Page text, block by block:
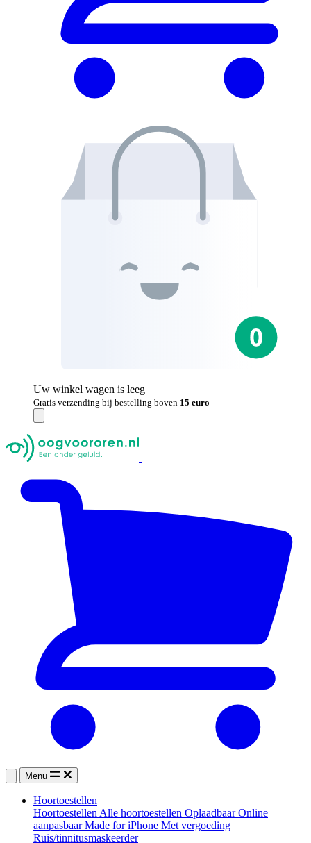
Uw winkel wagen is leeg
Gratis verzending bij bestelling boven 15 euro
Menu
Hoortoestellen
Hoortoestellen Alle hoortoestellen OplaadbaarOnline
aanpasbaarMade for iPhone Met vergoeding
Ruis/tinnitusmaskeerder